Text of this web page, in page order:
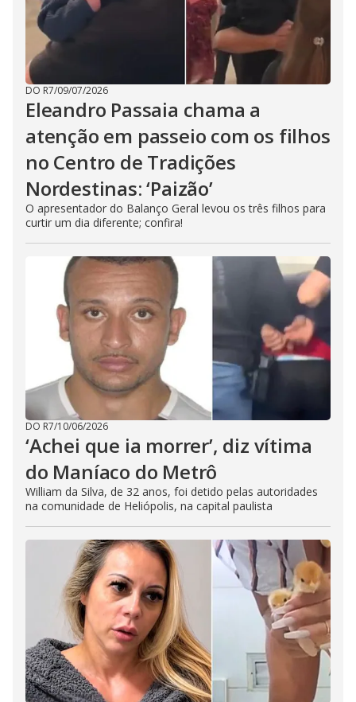
DO R7/09/07/2026
Eleandro Passaia chama a
atenção em passeio com os filhos
no Centro de Tradições
Nordestinas: ‘Paizão’
O apresentador do Balanço Geral levou os três filhos para
curtir um dia diferente; confira!
DO R7/10/06/2026
‘Achei que ia morrer’, diz vítima
do Maníaco do Metrô
William da Silva, de 32 anos, foi detido pelas autoridades
na comunidade de Heliópolis, na capital paulista